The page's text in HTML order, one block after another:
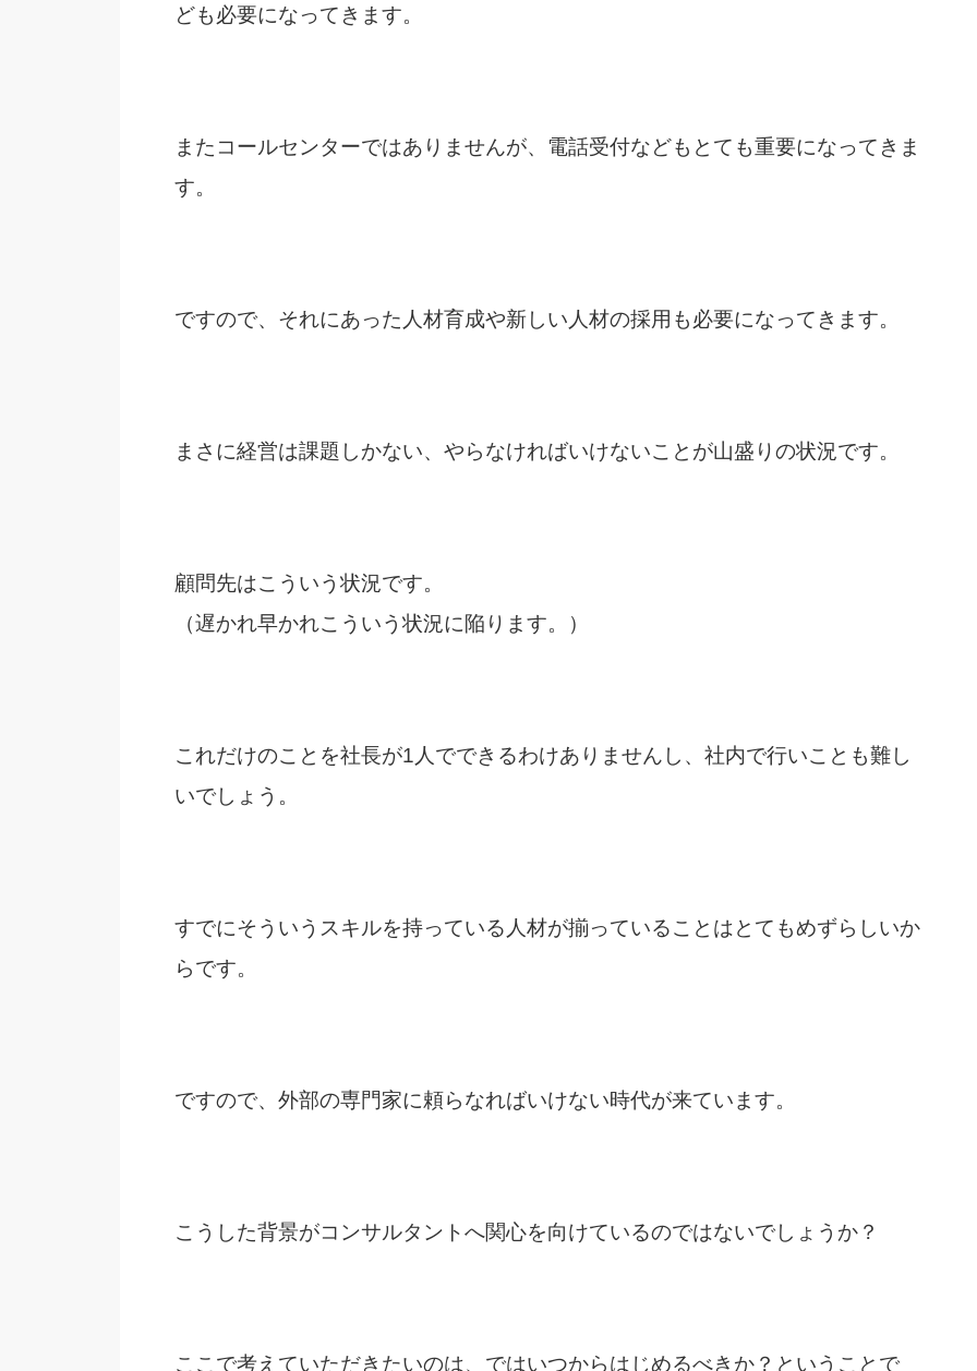
ども必要になってきます。
またコールセンターではありませんが、電話受付などもとても重要になってきま
す。
ですので、それにあった人材育成や新しい人材の採用も必要になってきます。
まさに経営は課題しかない、やらなければいけないことが山盛りの状況です。
顧問先はこういう状況です。
（遅かれ早かれこういう状況に陥ります。）
これだけのことを社長が1人でできるわけありませんし、社内で行いことも難し
いでしょう。
すでにそういうスキルを持っている人材が揃っていることはとてもめずらしいか
らです。
ですので、外部の専門家に頼らなればいけない時代が来ています。
こうした背景がコンサルタントへ関心を向けているのではないでしょうか？
ここで考えていただきたいのは、ではいつからはじめるべきか？ということで